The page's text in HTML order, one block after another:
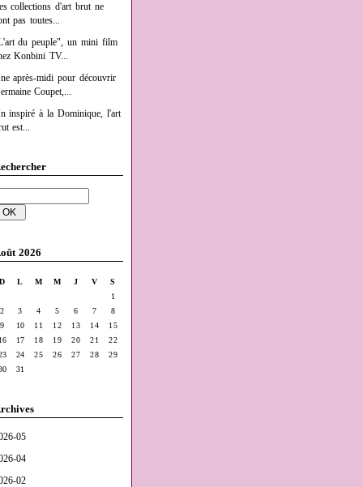
collections d'art brut ne
pas toutes...
du peuple", un mini film
Konbini TV...
après-midi pour découvrir
Coupet,...
inspiré à la Dominique, l'art
est...
2026
D L M M J V
S
1
2
3 4 5 6 7
8
9
10 11 12 13 14
15
16
17 18 19 20 21
22
24 25 26 27 28
29
31
05
04
02